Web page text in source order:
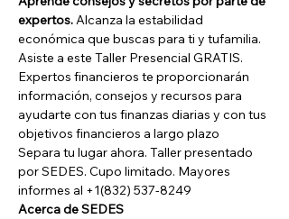
expertos. Alcanza la estabilidad
económica que buscas para ti y tufamilia.
Asiste a este Taller Presencial GRATIS.
Expertos financieros te proporcionarán
información, consejos y recursos para
ayudarte con tus finanzas diarias y con tus
objetivos financieros a largo plazo
Separa tu lugar ahora. Taller presentado
por SEDES. Cupo limitado. Mayores
informes al +1(832) 537-8249
Acerca de SEDES